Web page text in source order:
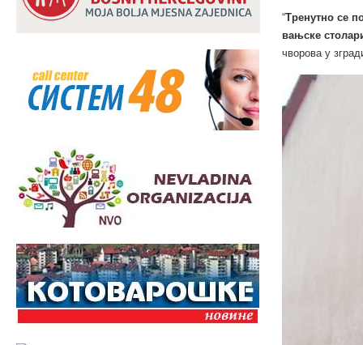
“Тренутно се
вањске
чворова у